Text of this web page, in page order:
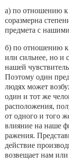
а) по отношению к
соразмерна
предмета с
б) по отношению к
или сильнее, но и
нашей
Поэтому один
людях может
один и тот же
расположения,
от одного и того
влия­ние на наше
ражения.
действие
возвещает нам